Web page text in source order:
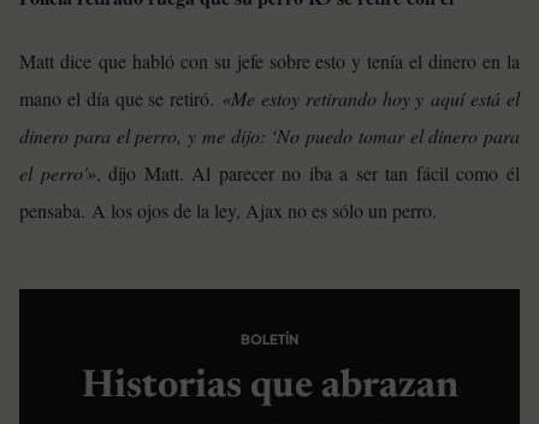
Matt dice que habló con su jefe sobre esto y tenía el dinero en la
mano el día que se retiró. «Me estoy retirando hoy y aquí está el
dinero para el perro, y me dijo: ‘No puedo tomar el dinero para
el perro'», dijo Matt. Al parecer no iba a ser tan fácil como él
pensaba. A los ojos de la ley, Ajax no es sólo un perro.
BOLETÍN
Historias que abrazan